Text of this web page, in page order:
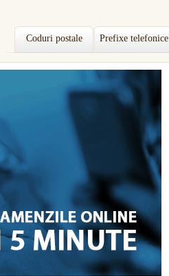
Coduri postale Prefixe telefonice